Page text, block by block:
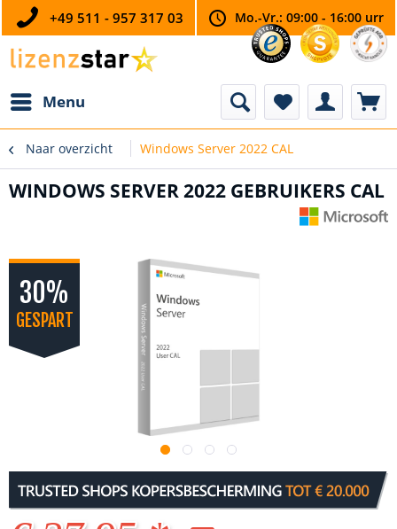
+49 511 - 957 317 03 Mo.-Vr.: 09:00 - 16:00 urr
Menu
Naar overzicht Windows Server 2022 CAL
WINDOWS SERVER 2022 GEBRUIKERS CAL
30%
GESPART